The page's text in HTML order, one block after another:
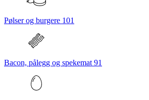
Pølser og burgere 101
Bacon, pålegg og spekemat 91